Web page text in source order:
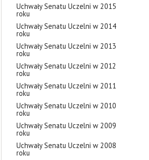
Uchwały Senatu Uczelni w 2015
roku
Uchwały Senatu Uczelni w 2014
roku
Uchwały Senatu Uczelni w 2013
roku
Uchwały Senatu Uczelni w 2012
roku
Uchwały Senatu Uczelni w 2011
roku
Uchwały Senatu Uczelni w 2010
roku
Uchwały Senatu Uczelni w 2009
roku
Uchwały Senatu Uczelni w 2008
roku